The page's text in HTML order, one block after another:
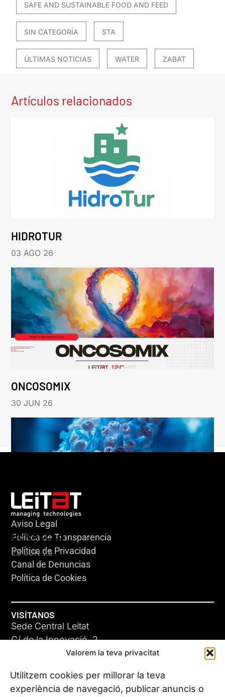
Valorem la teva privacitat
Utilitzem cookies per millorar la teva
experiència de navegació, publicar anuncis o
SAFE AND SUSTAINABLE FOOD AND FEED
SIN CATEGORÍA STA
ÚLTIMAS NOTICIAS WATER ZABAT
Artículos relacionados
HIDROTUR
03 AGO 26
ONCOSOMIX
30 JUN 26
HERACLES
23 JUN 26
GIGA-3
Aviso Legal
Política de Transparencia
Política de Privacidad
Canal de Denuncias
Política de Cookies
VISÍTANOS
Sede Central Leitat
C/ de la Innovació, 2
08225 Terrassa, (Barcelona)
Conoce todas nuestras sedes